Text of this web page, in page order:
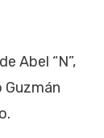
Abel “N”,